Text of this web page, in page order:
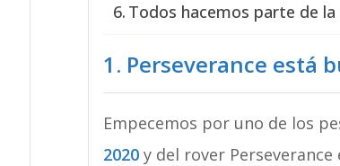
Todos hacemos parte de
1. Perseverance está
Empecemos por uno de los
2020y del rover